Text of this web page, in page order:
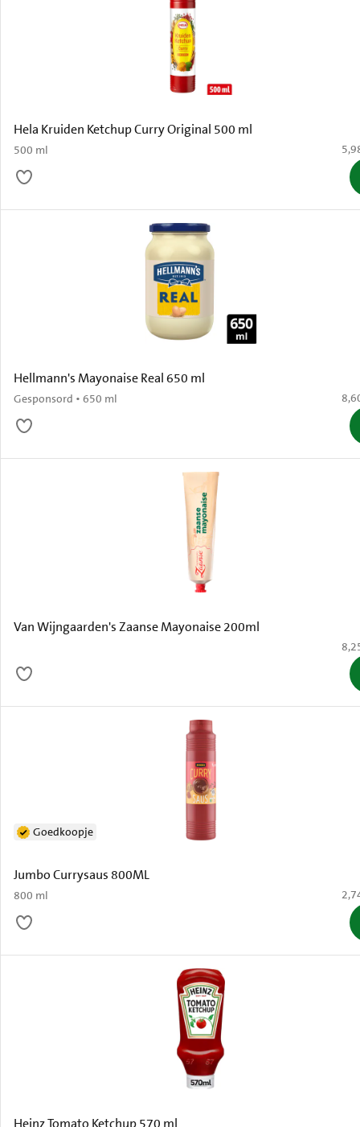
Hela Kruiden Ketchup Curry Original 500 ml
500 ml €
Hellmann's Mayonaise Real 650 ml
Gesponsord • 650 ml €
Van Wijngaarden's Zaanse Mayonaise 200ml
€
Jumbo Currysaus 800ML
800 ml
Goedkoopje
€
Heinz Tomato Ketchup 570 ml